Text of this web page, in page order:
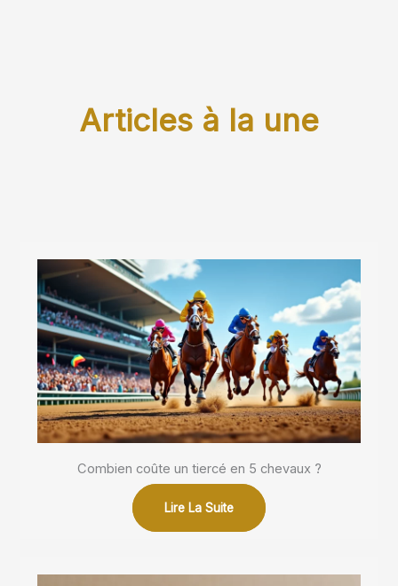
Articles à la une
Combien coûte un tiercé en 5 chevaux ?
Lire La Suite